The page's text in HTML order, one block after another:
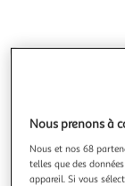
besoin
Nous prenons à
Nous et nos 68
telles que des
appareil. Si vous